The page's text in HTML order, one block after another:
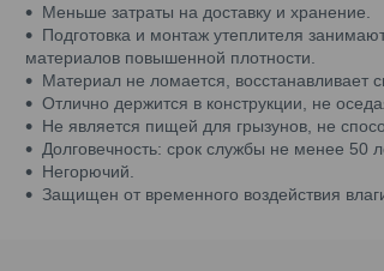
Меньше затраты на доставку и хранение.
Подготовка и монтаж утеплителя
материалов повышенной плотности.
Материал не ломается, восстанавливает
Отлично держится в конструкции, не
Не является пищей для грызунов, не
Долговечность: срок службы не менее 50
Негорючий.
Защищен от временного воздействия